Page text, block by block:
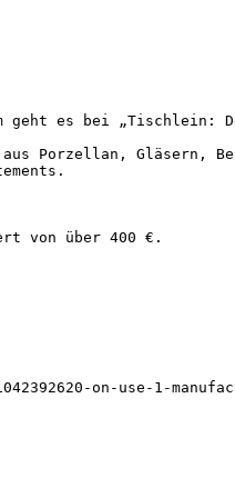
geht es bei „Tischlein:
Porzellan, Gläsern,
von über 400 €.
on-use-1-